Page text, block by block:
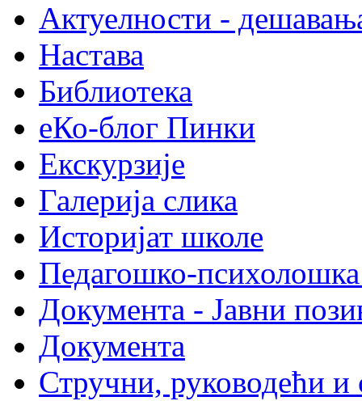
Актуелности -
Настава
Библиотека
еКо-блог Пинки
Екскурзије
Галерија слика
Историјат школе
Педагошко-психолошка
Документа - Јавни
Документа
Стручни, руководећи и